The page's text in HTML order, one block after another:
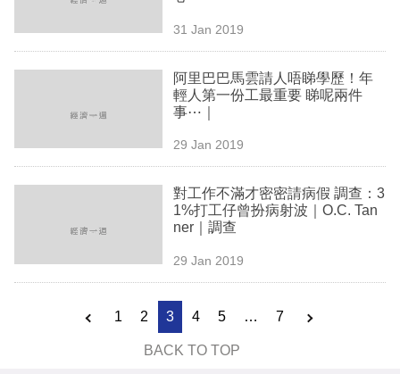
31 Jan 2019
阿里巴巴馬雲請人唔睇學歷！年
輕人第一份工最重要 睇呢兩件
事⋯｜
29 Jan 2019
對工作不滿才密密請病假 調查：3
1%打工仔曾扮病射波｜O.C. Tan
ner｜調查
29 Jan 2019
1 2 3 4 5 … 7
BACK TO TOP